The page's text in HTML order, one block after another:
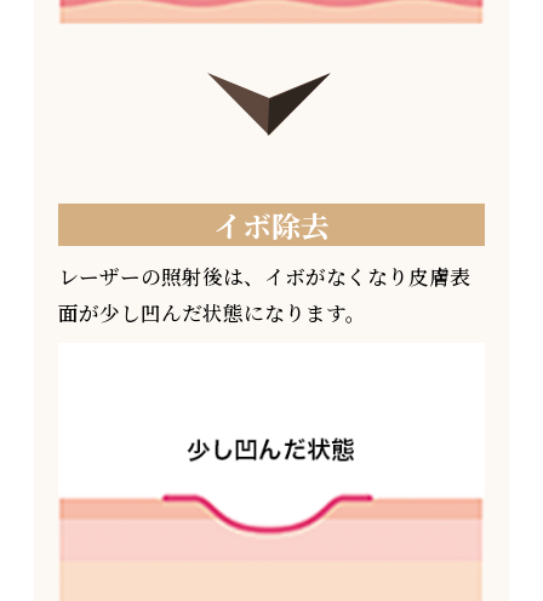
イボ除去
レーザーの照射後は、イボがなくなり皮膚表
面が少し凹んだ状態になります。